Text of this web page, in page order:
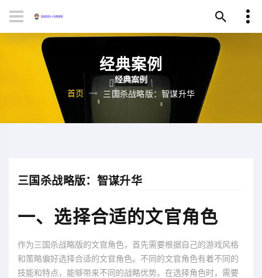
经典案例
首页 三国杀战略版：智谋升华
三国杀战略版：智谋升华
一、选择合适的文官角色
作为三国杀战略版的文官角色，首先需要根据自己的游戏风格
和策略偏好选择合适的文官角色。不同的文官角色有着不同的
技能和特点，能够带来不同的战略优势。在选择角色时，需要